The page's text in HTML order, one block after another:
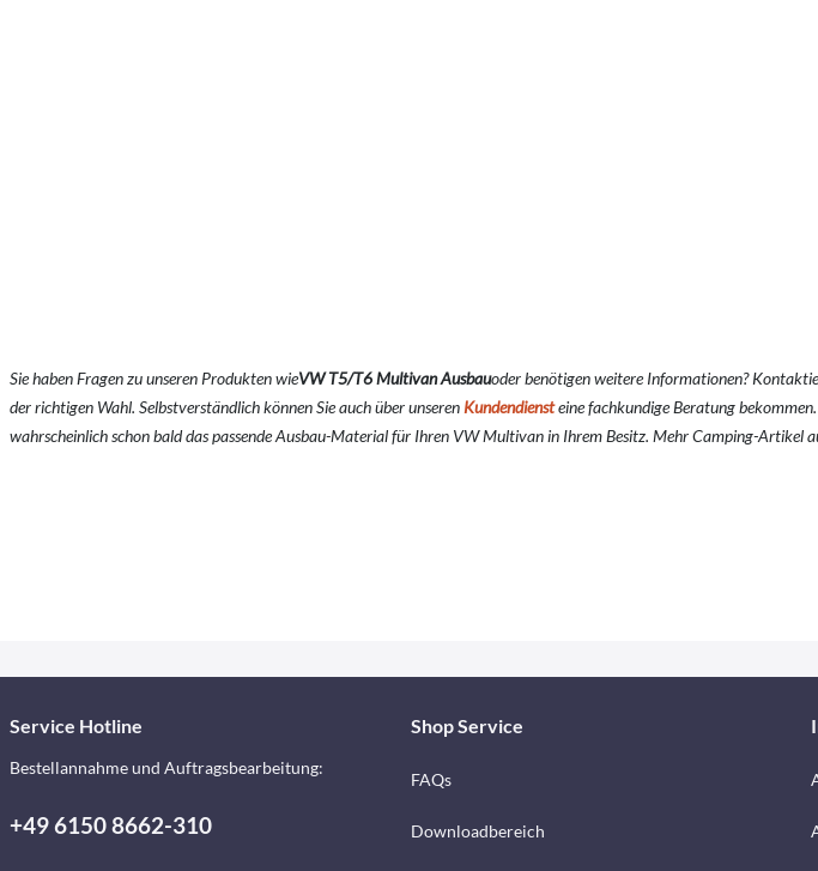
Sie haben Fragen zu unseren Produkten wieVW T5/T6 Multivan Ausbauoder benötigen weitere Informationen?
der richtigen Wahl. Selbstverständlich können Sie auch über unseren Kundendiensteine fachkundige Beratung
wahrscheinlich schon bald das passende Ausbau-Material für Ihren VW Multivan in Ihrem Besitz. Mehr Camping-Artikel
Service Hotline
Bestellannahme und Auftragsbearbeitung:
+49 6150 8662-310
Shop Service
FAQs
Downloadbereich